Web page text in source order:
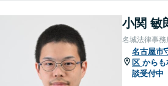
小関 敏
名城法律事務
名古屋市
区 からも
談受付中